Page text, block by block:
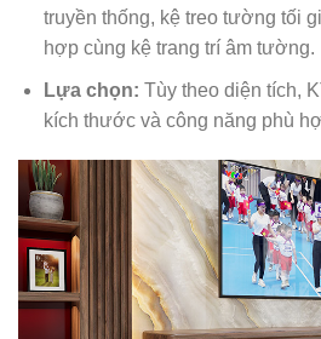
truyền thống, kệ treo tường tối
hợp cùng kệ trang trí âm tường.
Lựa chọn: Tùy theo diện tích,
kích thước và công năng phù